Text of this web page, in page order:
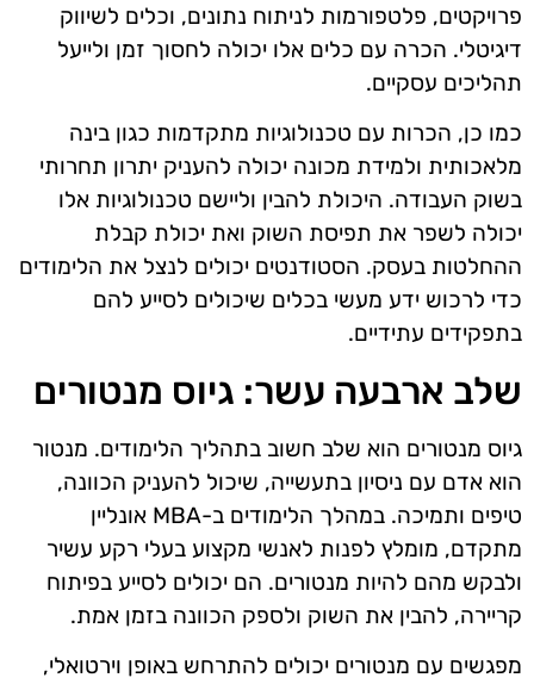
פרויקטים, פלטפורמות לניתוח נתונים, וכלים לשיווק
דיגיטלי. הכרה עם כלים אלו יכולה לחסוך זמן ולייעל
תהליכים עסקיים.
כמו כן, הכרות עם טכנולוגיות מתקדמות כגון בינה
מלאכותית ולמידת מכונה יכולה להעניק יתרון תחרותי
בשוק העבודה. היכולת להבין וליישם טכנולוגיות אלו
יכולה לשפר את תפיסת השוק ואת יכולת קבלת
ההחלטות בעסק. הסטודנטים יכולים לנצל את הלימודים
כדי לרכוש ידע מעשי בכלים שיכולים לסייע להם
בתפקידים עתידיים.
שלב ארבעה עשר: גיוס מנטורים
גיוס מנטורים הוא שלב חשוב בתהליך הלימודים. מנטור
הוא אדם עם ניסיון בתעשייה, שיכול להעניק הכוונה,
טיפים ותמיכה. במהלך הלימודים ב-MBA אונליין
מתקדם, מומלץ לפנות לאנשי מקצוע בעלי רקע עשיר
ולבקש מהם להיות מנטורים. הם יכולים לסייע בפיתוח
קריירה, להבין את השוק ולספק הכוונה בזמן אמת.
מפגשים עם מנטורים יכולים להתרחש באופן וירטואלי,